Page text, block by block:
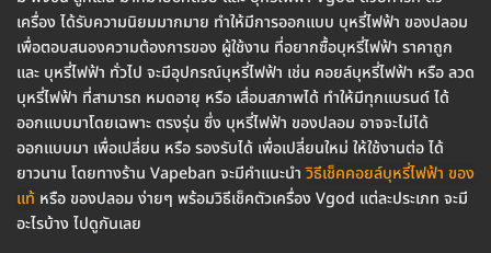
เครื่อง ได้รับความนิยมมากมาย ทำให้มีการออกแบบ บุหรี่ไฟฟ้า ของปลอม
เพื่อตอบสนองความต้องการของ ผู้ใช้งาน ที่อยากซื้อบุหรี่ไฟฟ้า ราคาถูก
และ บุหรี่ไฟฟ้า ทั่วไป จะมีอุปกรณ์บุหรี่ไฟฟ้า เช่น คอยล์บุหรี่ไฟฟ้า หรือ ลวด
บุหรี่ไฟฟ้า ที่สามารถ หมดอายุ หรือ เสื่อมสภาพได้ ทำให้มีทุกแบรนด์ ได้
ออกแบบมาโดยเฉพาะ ตรงรุ่น ซึ่ง บุหรี่ไฟฟ้า ของปลอม อาจจะไม่ได้
ออกแบบมา เพื่อเปลี่ยน หรือ รองรับได้ เพื่อเปลี่ยนใหม่ ให้ใช้งานต่อ ได้
ยาวนาน โดยทางร้าน Vapeban จะมีคำแนะนำวิธีเช็คคอยล์บุหรี่ไฟฟ้า ของ
แท้ หรือ ของปลอม ง่ายๆ พร้อมวิธีเช็คตัวเครื่อง Vgod แต่ละประเภท จะมี
อะไรบ้าง ไปดูกันเลย